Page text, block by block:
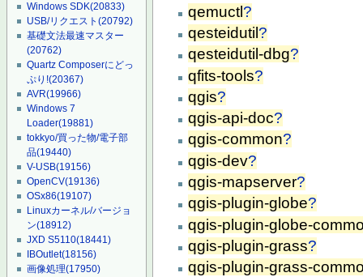
Windows SDK(20833)
USB/リクエスト(20792)
基礎文法最速マスター
(20762)
Quartz Composerにどっ
ぷり!(20367)
AVR(19966)
Windows 7
Loader(19881)
tokkyo/買った物/電子部
品(19440)
V-USB(19156)
OpenCV(19136)
OSx86(19107)
Linuxカーネル/バージョ
ン(18912)
JXD S5110(18441)
IBOutlet(18156)
画像処理(17950)
qemuctl ?
qesteidutil ?
qesteidutil-dbg?
qfits-tools?
qgis?
qgis-api-doc?
qgis-common?
qgis-dev?
qgis-mapserver?
qgis-plugin-globe?
qgis-plugin-globe-
qgis-plugin-grass?
qgis-plugin-grass-